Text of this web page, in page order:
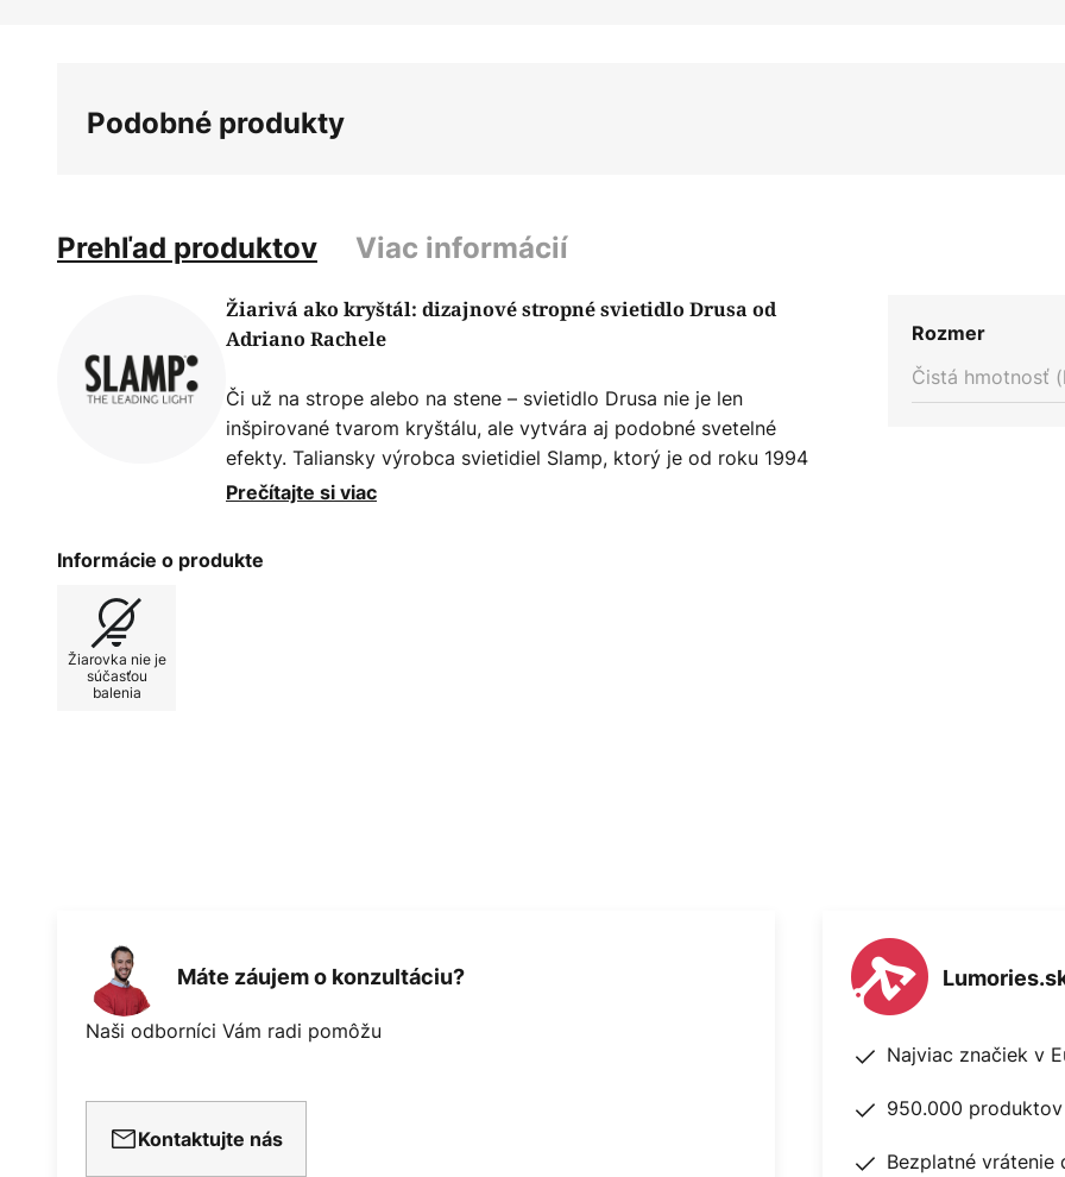
obrázkov
Podobné produkty
Prehľad produktov Viac informácií
Žiarivá ako kryštál: dizajnové stropné svietidlo Drusa od
Adriano Rachele
Či už na strope alebo na stene – svietidlo Drusa nie je len
inšpirované tvarom kryštálu, ale vytvára aj podobné svetelné
efekty. Taliansky výrobca svietidiel Slamp, ktorý je od roku 1994
známy svojimi dizajnovými svietidlami vyrobenými v Taliansku,
pozitívne vlastnosti plastu a skla alebo kryštálu. Materiál
Lentiflex® použitý na stropné svietidlo Drusa mení svoj vzhľad a
Prečítajte si viac
Informácie o produkte
Žiarovka nie je
súčasťou
balenia
Rozmer
Čistá hmotnosť
Máte záujem o konzultáciu?
Naši odborníci Vám radi pomôžu
Kontaktujte nás
Najviac značiek v
950.000
Bezplatné vrátenie